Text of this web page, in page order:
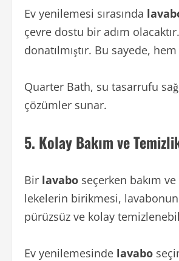
Ev yenilemesi sırasında
çevre dostu bir adım
donatılmıştır. Bu sayede,
Quarter Bath, su tasarrufu
çözümler sunar.
5. Kolay Bakım ve
Bir lavabo seçerken bakım
lekelerin birikmesi,
pürüzsüz ve kolay
Ev yenilemesinde lavabo